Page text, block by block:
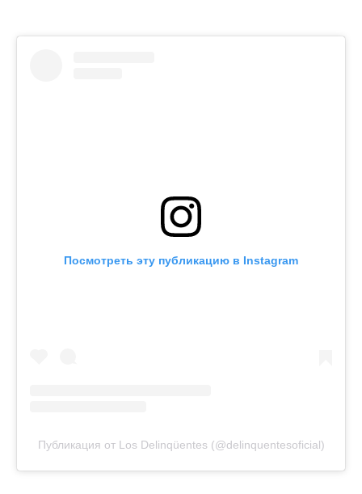
Посмотреть эту публикацию в Instagram
Публикация от Los Delinqüentes (@delinquentesoficial)